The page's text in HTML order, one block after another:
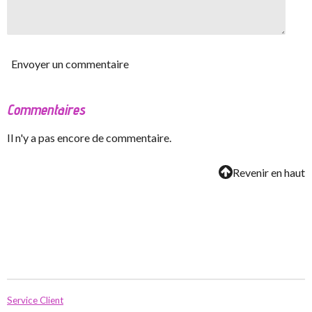
Envoyer un commentaire
Commentaires
Il n'y a pas encore de commentaire.
Revenir en haut
Service Client